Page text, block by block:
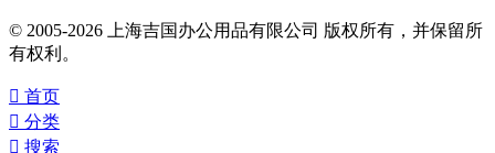
© 2005-2026 上海吉国办公用品有限公司 版权所有，并保留所
有权利。
 首页
 分类
 搜索